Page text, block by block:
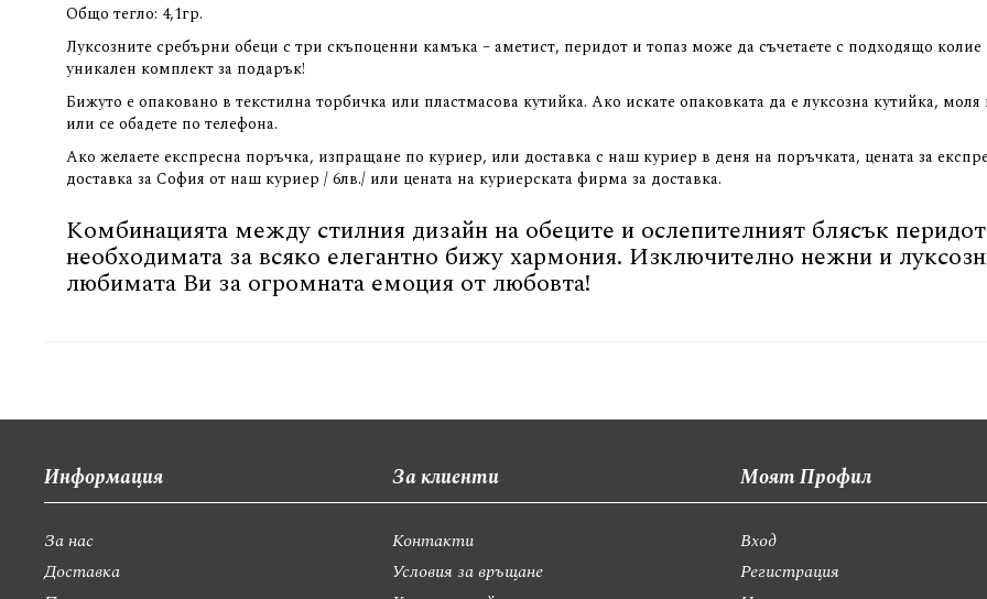
Общо тегло: 4,1гр.
Луксозните сребърни обеци с три скъпоценни камъка – аметист, перидот и топаз може да съчетаете с подходящо
уникален комплект за подарък!
Бижуто е опаковано в текстилна торбичка или пластмасова кутийка. Ако искате опаковката да е луксозна кутийка,
или се обадете по телефона.
Ако желаете експресна поръчка, изпращане по куриер, или доставка с наш куриер в деня на поръчката, цената за
доставка за София от наш куриер / 6лв./ или цената на куриерската фирма за доставка.
Комбинацията между стилния дизайн на обеците и ослепителният блясък
необходимата за всяко елегантно бижу хармония. Изключително нежни и
любимата Ви за огромната емоция от любовта!
Информация
За нас
Доставка
За клиенти
Контакти
Условия за връщане
Моят Профил
Вход
Регистрация